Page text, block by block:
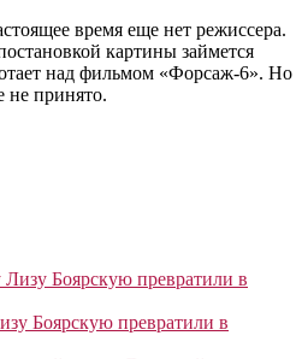
время еще нет режиссера.
картины займется
над фильмом «Форсаж-6». Но
не принято.
Боярскую превратили в